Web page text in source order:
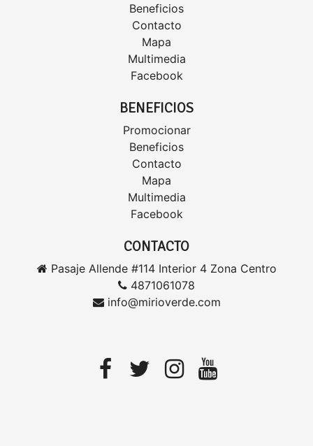
Beneficios
Contacto
Mapa
Multimedia
Facebook
BENEFICIOS
Promocionar
Beneficios
Contacto
Mapa
Multimedia
Facebook
CONTACTO
Pasaje Allende #114 Interior 4 Zona Centro
4871061078
info@mirioverde.com